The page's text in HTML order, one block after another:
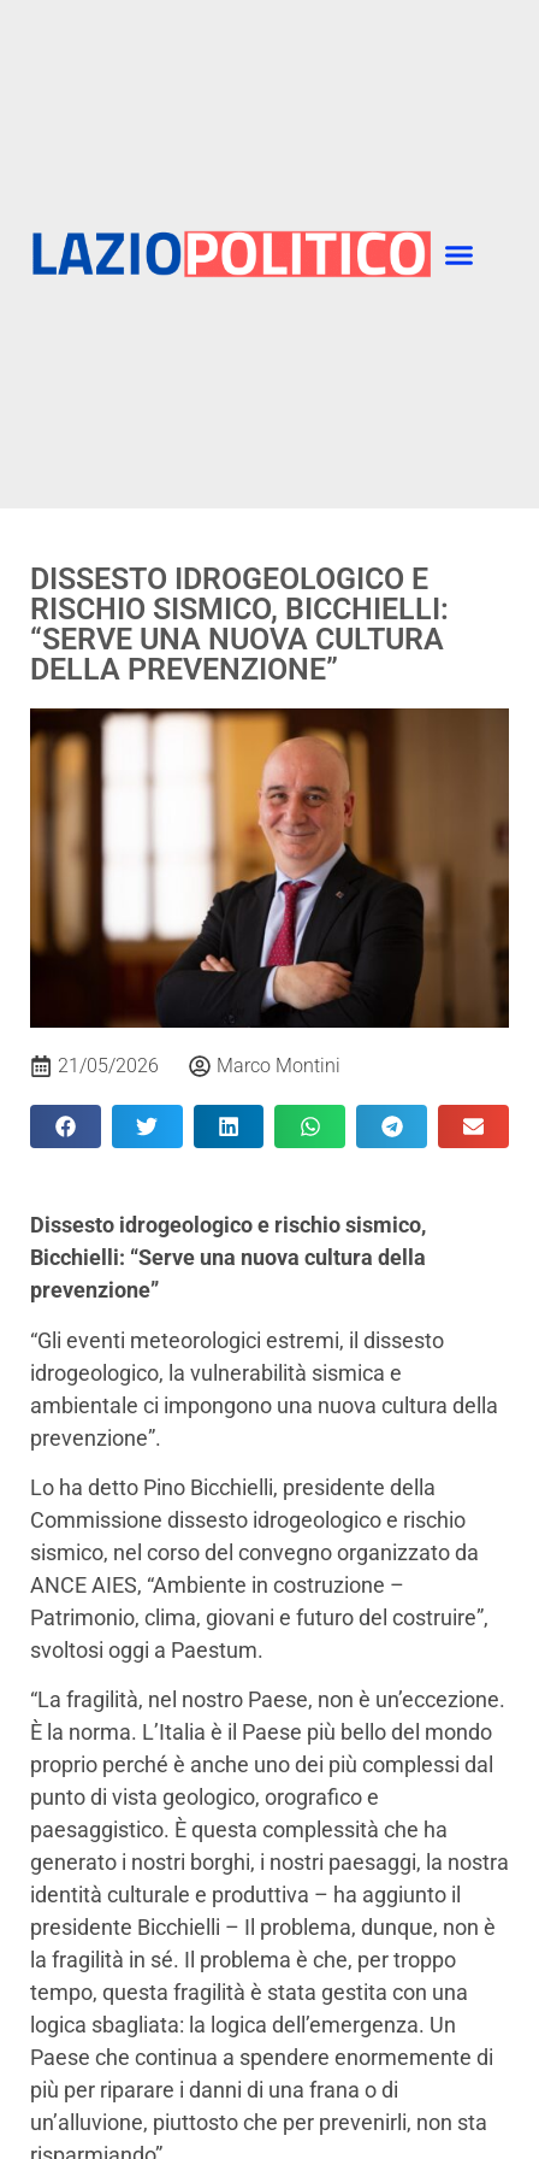
DISSESTO IDROGEOLOGICO E
RISCHIO SISMICO, BICCHIELLI:
“SERVE UNA NUOVA CULTURA
DELLA PREVENZIONE”
21/05/2026 Marco Montini
Dissesto idrogeologico e rischio sismico,
Bicchielli: “Serve una nuova cultura della
prevenzione”
“Gli eventi meteorologici estremi, il dissesto
idrogeologico, la vulnerabilità sismica e
ambientale ci impongono una nuova cultura della
prevenzione”.
Lo ha detto Pino Bicchielli, presidente della
Commissione dissesto idrogeologico e rischio
sismico, nel corso del convegno organizzato da
ANCE AIES, “Ambiente in costruzione –
Patrimonio, clima, giovani e futuro del costruire”,
svoltosi oggi a Paestum.
“La fragilità, nel nostro Paese, non è un’eccezione.
È la norma. L’Italia è il Paese più bello del mondo
proprio perché è anche uno dei più complessi dal
punto di vista geologico, orografico e
paesaggistico. È questa complessità che ha
generato i nostri borghi, i nostri paesaggi, la nostra
identità culturale e produttiva – ha aggiunto il
presidente Bicchielli – Il problema, dunque, non è
la fragilità in sé. Il problema è che, per troppo
tempo, questa fragilità è stata gestita con una
logica sbagliata: la logica dell’emergenza. Un
Paese che continua a spendere enormemente di
più per riparare i danni di una frana o di
un’alluvione, piuttosto che per prevenirli, non sta